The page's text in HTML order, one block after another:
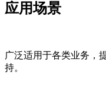
应用场景
广泛适用于各类业务，
持。